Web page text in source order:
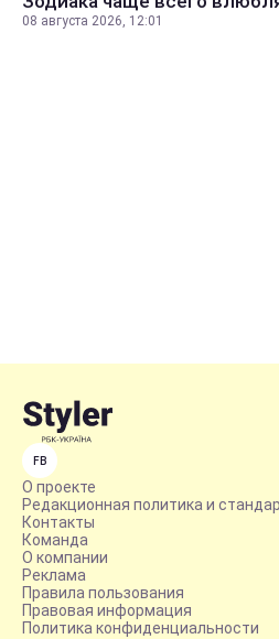
08 августа 2026, 12:01
FB
О проекте
Редакционная политика и
Контакты
Команда
О компании
Реклама
Правила пользования
Правовая информация
Политика конфиденциальности